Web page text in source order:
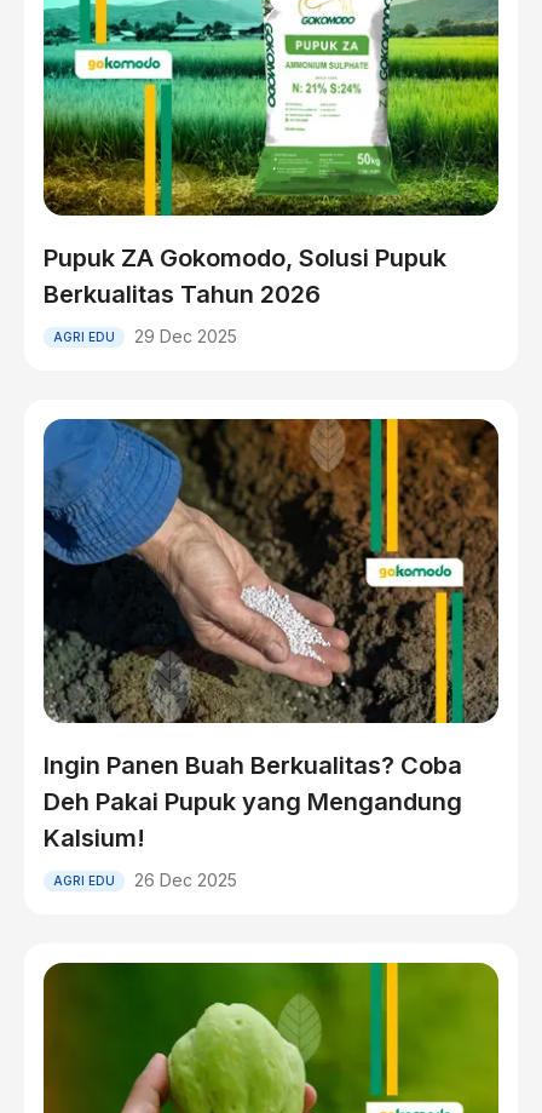
Pupuk ZA Gokomodo, Solusi Pupuk
Berkualitas Tahun 2026
AGRI EDU 29 Dec 2025
Ingin Panen Buah Berkualitas? Coba
Deh Pakai Pupuk yang Mengandung
Kalsium!
AGRI EDU 26 Dec 2025